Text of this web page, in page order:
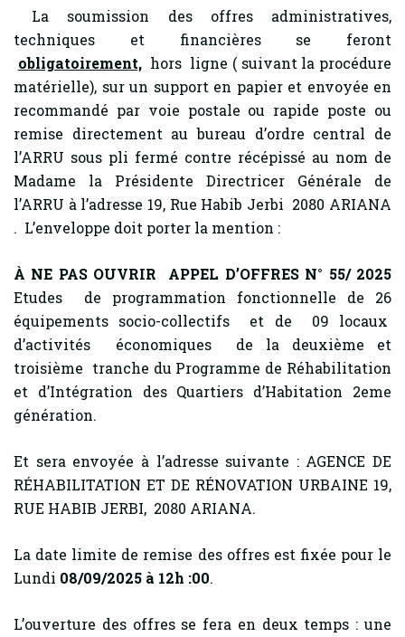
La soumission des offres administratives,
techniques et financières se feront
obligatoirement,hors ligne ( suivant la procédure
matérielle), sur un support en papier et envoyée en
recommandé par voie postale ou rapide poste ou
remise directement au bureau d’ordre central de
l’ARRU sous pli fermé contre récépissé au nom de
Madame la Présidente Directricer Générale de
l’ARRU à l’adresse 19, Rue Habib Jerbi 2080 ARIANA
. L’enveloppe doit porter la mention :
À NE PAS OUVRIR APPEL D’OFFRES N° 55/ 2025
Etudes de programmation fonctionnelle de 26
équipements socio-collectifs et de 09 locaux
d’activités économiques de la deuxième et
troisième tranche du Programme de Réhabilitation
et d’Intégration des Quartiers d’Habitation 2eme
génération.
Et sera envoyée à l’adresse suivante : AGENCE DE
RÉHABILITATION ET DE RÉNOVATION URBAINE 19,
RUE HABIB JERBI, 2080 ARIANA.
La date limite de remise des offres est fixée pour le
Lundi 08/09/2025 à 12h :00.
L’ouverture des offres se fera en deux temps : une